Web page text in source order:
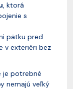
, ktorá
s
pätku pred
v exteriéri bez
je potrebné
nemajú veľký